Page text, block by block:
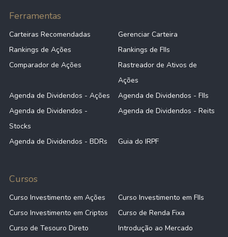
Ferramentas
Carteiras Recomendadas
Gerenciar Carteira
Rankings de Ações
Rankings de FIIs
Comparador de Ações
Rastreador de Ativos de
Ações
Agenda de Dividendos - Ações
Agenda de Dividendos - FIIs
Agenda de Dividendos -
Stocks
Agenda de Dividendos - Reits
Agenda de Dividendos - BDRs Guia do IRPF
Cursos
Curso Investimento em Ações
Curso Investimento em FIIs
Curso Investimento em Criptos
Curso de Renda Fixa
Curso de Tesouro Direto
Introdução ao Mercado